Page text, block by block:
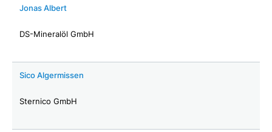
Jonas Albert
DS-Mineralöl GmbH
Sico Algermissen
Sternico GmbH